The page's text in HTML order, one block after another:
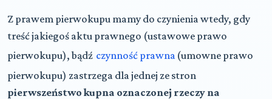
Z prawem pierwokupu mamy do czynienia wtedy, gdy
treść jakiegoś aktu prawnego (ustawowe prawo
pierwokupu), bądź czynność prawna (umowne prawo
pierwokupu) zastrzega dla jednej ze stron
pierwszeństwo kupna oznaczonej rzeczy na